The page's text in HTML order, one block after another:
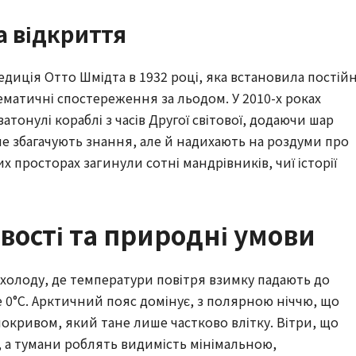
відкриття
Отто Шмідта в 1932 році, яка встановила
спостереження за льодом. У 2010-х роках
кораблі з часів Другої світової, додаючи шар
збагачують знання, але й надихають на роздуми про
загинули сотні мандрівників, чиї історії
та природні умови
де температури повітря взимку падають до
0°C. Арктичний пояс домінує, з полярною ніччю, що
який тане лише частково влітку. Вітри, що
а тумани роблять видимість мінімальною,